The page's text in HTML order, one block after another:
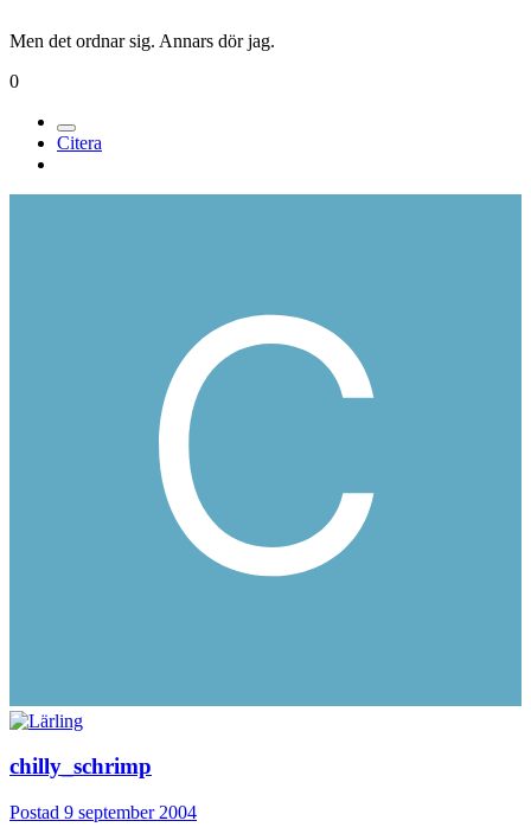
Men det ordnar sig. Annars dör jag.
0
Citera
chilly_schrimp
Postad 9 september 2004